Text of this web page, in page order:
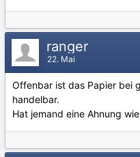
ranger
22. Mai
Offenbar ist das Papier bei
handelbar.
Hat jemand eine Ahnung